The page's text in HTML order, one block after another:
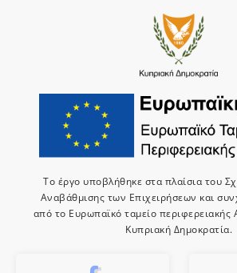
Το έργο υποβλήθηκε στα πλαίσια του
Αναβάθμισης των Επιχειρήσεων και
από το Ευρωπαϊκό ταμείο περιφερειακής
Κυπριακή Δημοκρατία.